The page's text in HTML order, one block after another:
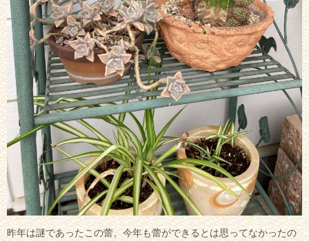
昨年は謎であったこの蕾。今年も蕾ができるとは思ってなかったの